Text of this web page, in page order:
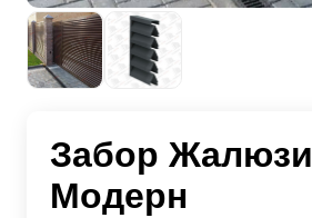
Забор Жалюзи
Модерн